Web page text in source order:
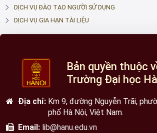
DỊCH VỤ ĐÀO TẠO NGƯỜI SỬ DỤNG
DỊCH VỤ GIA HẠN TÀI LIỆU
Bản quyền thuộc
Trường Đại học
Địa chỉ: Km 9, đường Nguyễn Trãi,
phố Hà Nội, Việt Nam.
Email: lib@hanu.edu.vn